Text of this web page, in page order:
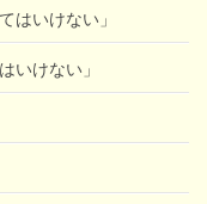
はいけない」
いけない」